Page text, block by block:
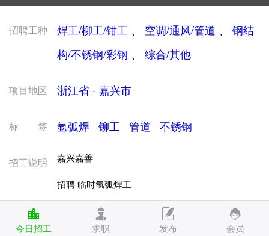
手机号被冒用，点击查看处理办法。
招聘工种 焊工/柳工/钳工 、 空调/通风/管道 、 钢结
构/不锈钢/彩钢 、 综合/其他
项目地区 浙江省 - 嘉兴市
标签 氩弧焊 铆工 管道 不锈钢
招工说明
嘉兴嘉善
招聘 临时氩弧焊工
470/8小时
今日招工 求职 发布 会员